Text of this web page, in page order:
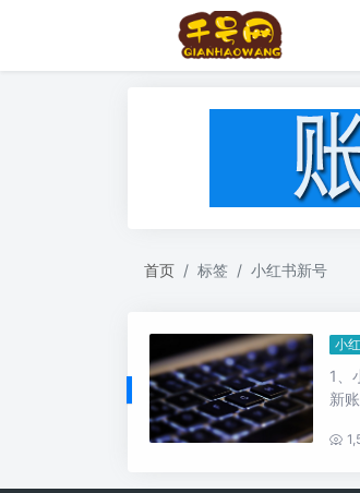
首页 标签 小红书新号
小
1、
新
...